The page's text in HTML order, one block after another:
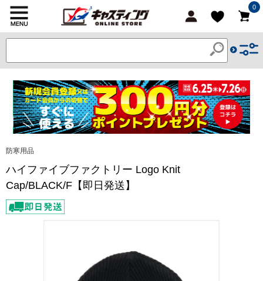
0
防寒用品
ハイファイブファクトリー Logo Knit
Cap/BLACK/F【即日発送】